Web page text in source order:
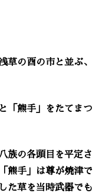
草の酉の市と並ぶ、
「熊手」をたてまつ
族の各頭目を平定さ
熊手」は尊が焼津で
た草を当時武器でも